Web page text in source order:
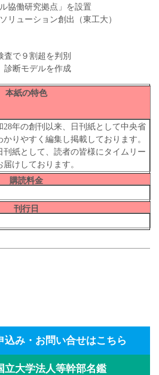
協働研究拠点」を設置
リューション創出（東工大）
査で９割超を判別
診断モデルを作成
本紙の特色
年の創刊以来、日刊紙として中央省
りやすく編集し掲載しております。
紙として、読者の皆様にタイムリー
けしております。
購読料金
刊行日
込み・お問い合せはこちら
立大学法人等幹部名鑑